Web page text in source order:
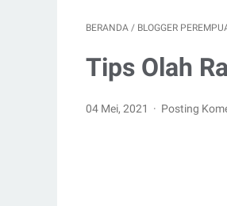
BERANDA / BLOGGER
Tips Olah
04 Mei, 2021 Posting